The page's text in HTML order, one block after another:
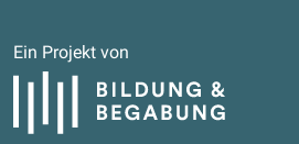
Ein Projekt von
Bildung und Begabung